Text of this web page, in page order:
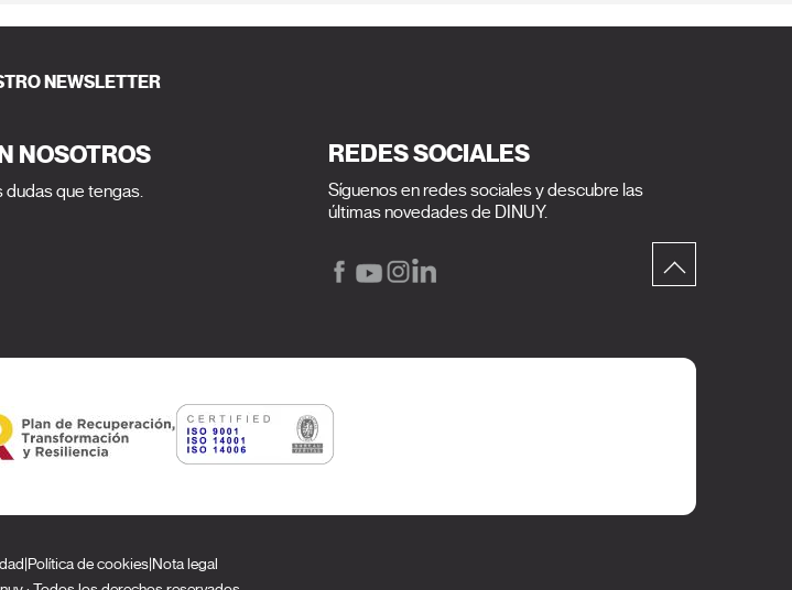
NEWSLETTER
NOSOTROS
dudas que tengas.
REDES SOCIALES
Síguenos en redes sociales y descubre las
últimas novedades de DINUY.
|Política de cookies|Nota legal